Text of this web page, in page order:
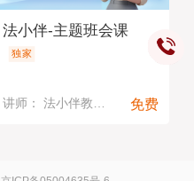
法小伴-主题班会课
独家
免费